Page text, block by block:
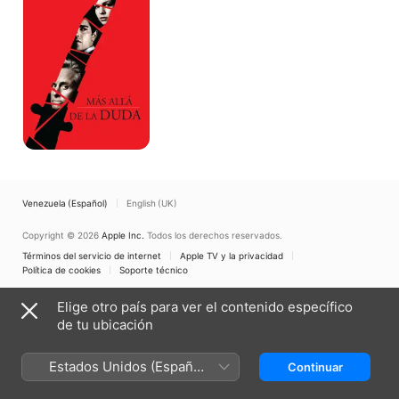
Venezuela (Español) English (UK)
Copyright © 2026 Apple Inc. Todos los derechos reservados.
Términos del servicio de internet
Apple TV y la privacidad
Política de cookies
Soporte técnico
Elige otro país para ver el contenido específico
de tu ubicación
Estados Unidos (Español
México)
Continuar